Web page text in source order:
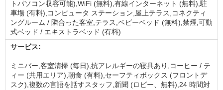
トパソコン収容可能),WiFi (無料),有線インターネット (無料),駐
車場 (有料),コンピュータ ステーション,屋上テラス,コネクティ
ングルーム / 隣合った客室,テラス,ベビーベッド (無料),禁煙,可動
式ベッド / エキストラベッド (有料)
サービス:
ミニバー,客室清掃 (毎日),抗アレルギーの寝具あり,コーヒー / テ
ィー (共用エリア),朝食 (有料),セーフティボックス (フロントデ
スク),複数の言語を話すスタッフ,新聞 (ロビー、無料),24 時間対